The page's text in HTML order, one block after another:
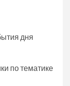
дня
по тематике